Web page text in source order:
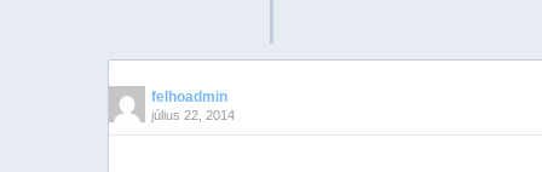
felhoadmin
július 22, 2014